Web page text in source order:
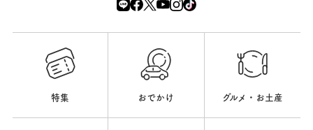
特集 おでかけ グルメ・お土産